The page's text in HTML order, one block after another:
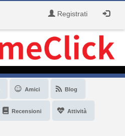
Registrati
Amici Blog
Recensioni Attività